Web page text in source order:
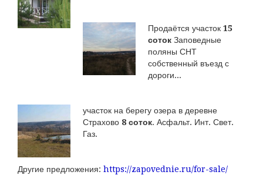
Продаётся участок 15
соток Заповедные
поляны СНТ
собственный въезд с
дороги...
участок на берегу озера в деревне
Страхово 8 соток. Асфальт. Инт. Свет.
Газ.
Другие предложения: https://zapovednie.ru/for-sale/